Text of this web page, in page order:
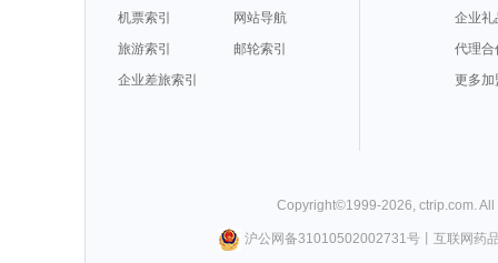
机票索引
网站导航
旅游索引
邮轮索引
企业差旅索引
企业礼
代理合
更多加
Copyright©1999-2026 ctrip.com .
沪公网备31010502002731号丨 互联网药